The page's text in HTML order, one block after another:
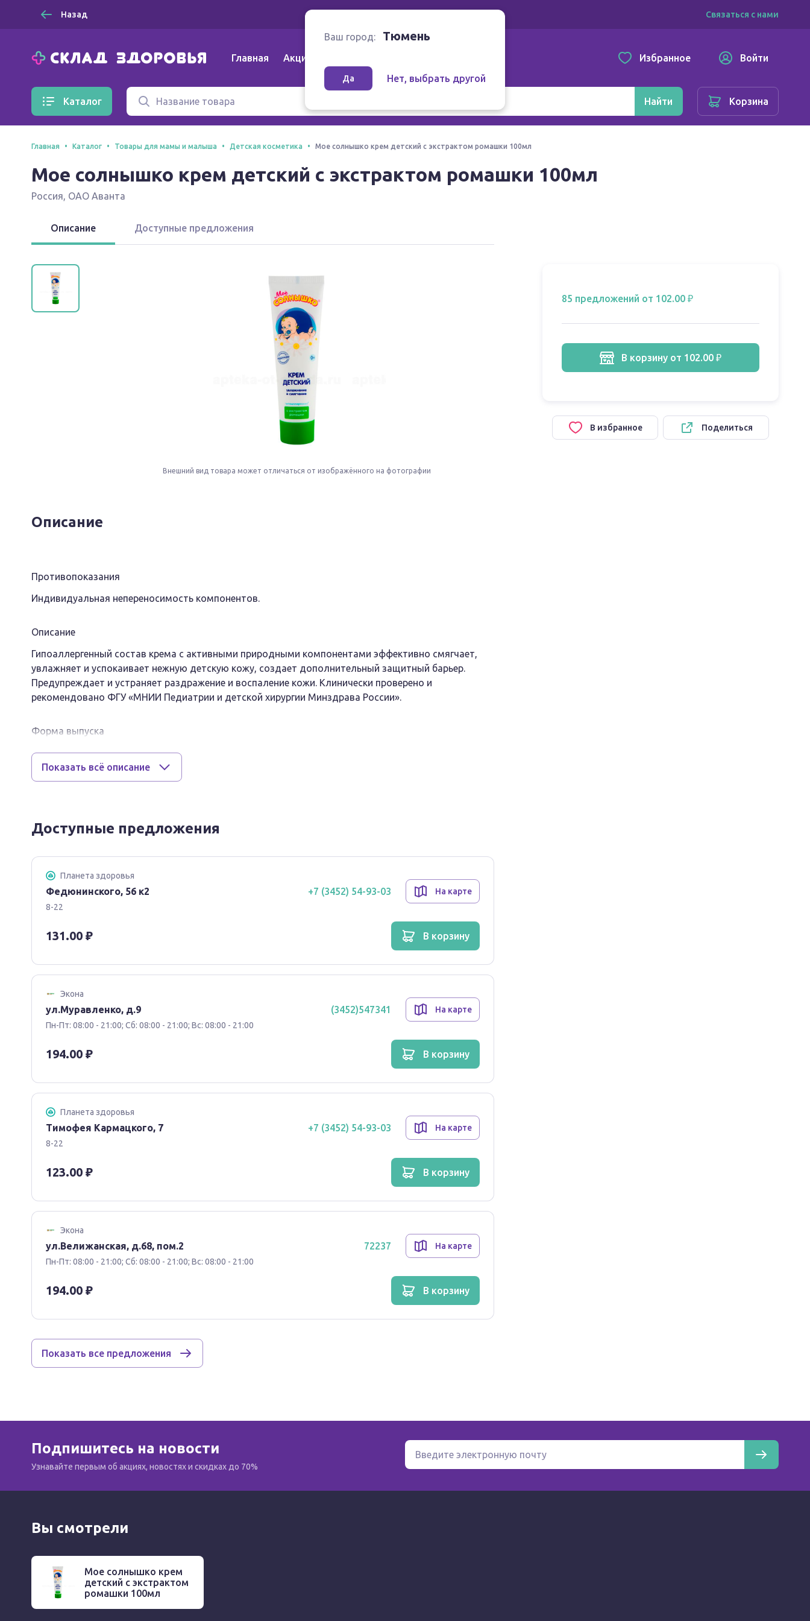
Назад Связаться с нами
Главная Акции Избранное Войти
Каталог Найти Корзина
Ваш город: Тюмень
Да Нет, выбрать другой
Главная Каталог Товары для мамы и малыша Детская косметика Мое солнышко крем детский с экстрактом ромашки 100мл
Мое солнышко крем детский с экстрактом ромашки 100мл
Россия, ОАО Аванта
Описание Доступные предложения
Внешний вид товара может отличаться от изображённого на фотографии
85 предложений от 102.00 ₽
в корзину от 102.00 ₽
В избранное Поделиться
Описание
Противопоказания
Индивидуальная непереносимость компонентов.
Описание
Гипоаллергенный состав крема с активными природными компонентами эффективно смягчает,
увлажняет и успокаивает нежную детскую кожу, создает дополнительный защитный барьер.
Предупреждает и устраняет раздражение и воспаление кожи. Клинически проверено и
рекомендовано ФГУ «МНИИ Педиатрии и детской хирургии Минздрава России».
Форма выпуска
Крем.
Показать всё описание
Доступные предложения
Планета здоровья
Федюнинского, 56 к2
8-22
+7 (3452) 54-93-03 На карте
131.00 ₽ в корзину
Экона
ул.Муравленко, д.9
Пн-Пт: 08:00 - 21:00; Сб: 08:00 - 21:00; Вс: 08:00 - 21:00
(3452)547341 На карте
194.00 ₽ в корзину
Планета здоровья
Тимофея Кармацкого, 7
8-22
+7 (3452) 54-93-03 На карте
123.00 ₽ в корзину
Экона
ул.Велижанская, д.68, пом.2
Пн-Пт: 08:00 - 21:00; Сб: 08:00 - 21:00; Вс: 08:00 - 21:00
72237 На карте
194.00 ₽ в корзину
Показать все предложения
Подпишитесь на новости
Узнавайте первым об акциях, новостях и скидках до 70%
Вы смотрели
Мое солнышко крем
детский с экстрактом
ромашки 100мл